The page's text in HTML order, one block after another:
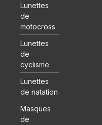
Lunettes
de
motocross
Lunettes
de
cyclisme
Lunettes
de natation
Masques
de